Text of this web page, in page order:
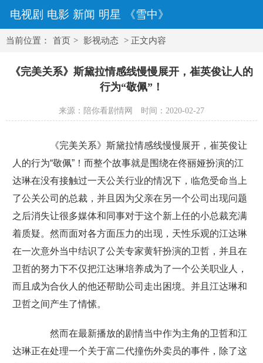
电视剧 电影 新闻 明星 《雪中》
当前位置： 首页 > 影视动态 > 正文内容
《完美关系》斯黛拉情感线慢慢展开，崔英俊让人的
行为“敬佩”！
来源：陪你看剧情网 时间：2020-02-27
《完美关系》斯黛拉情感线慢慢展开，崔英俊让
人的行为“敬佩”！而整个故事就是围绕在佟丽娅扮演的江
达琳在没有接触过一天公关行业的情况下，临危受命当上
了公关公司的总裁，并且因为父亲在另一个公司出现问题
之后消失让很多媒体和同事对于这个新上任的小总裁充满
着质疑。然而面对各方面压力的出现，天性乐观的江达琳
在一次意外当中结识了公关专家黄轩扮演的卫哲，并且在
卫哲的努力下不仅把江达琳培养成为了一个公关职业人，
而且成为合伙人的他还帮助公司走出困境。并且江达琳和
卫哲之间产生了情愫。
然而在最新播放的剧情当中作为主角的卫哲和江
达琳正在处理一个关于富二代撞伤外卖员的事件，除了这